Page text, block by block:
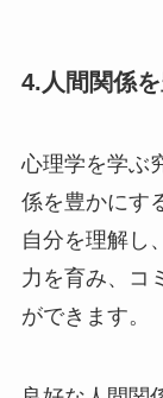
4.人間関係
心理学を学ぶ
係を豊かにす
自分を理解し
力を育み、コ
ができます。